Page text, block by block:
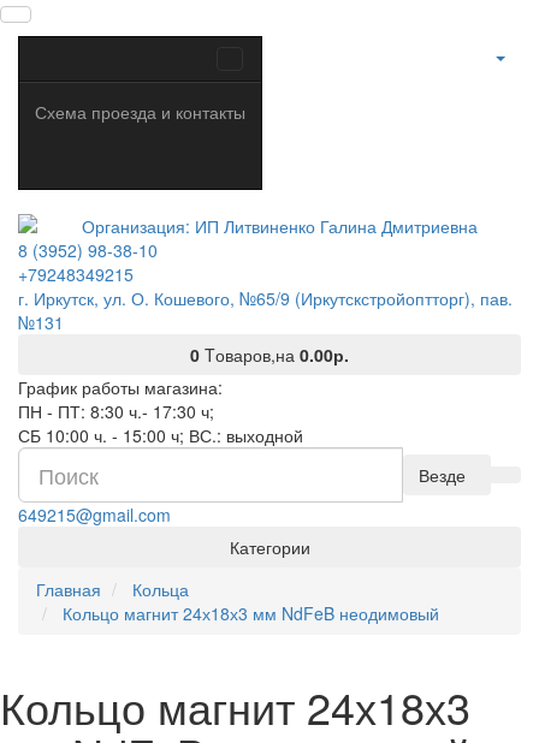
Схема проезда и контакты
8 (3952) 98-38-10
+79248349215
г. Иркутск, ул. О. Кошевого, №65/9 (Иркутскстройоптторг), пав.
№131
0 Tоваров,на 0.00р.
График работы магазина:
ПН - ПТ: 8:30 ч.- 17:30 ч;
СБ 10:00 ч. - 15:00 ч; ВС.: выходной
Везде
649215@gmail.com
Категории
Главная
Кольца
Кольцо магнит 24х18х3 мм NdFeB неодимовый
Кольцо магнит 24х18х3